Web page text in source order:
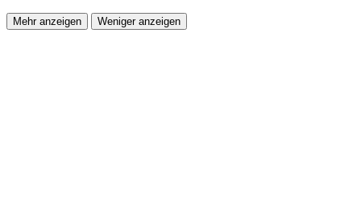
Mehr anzeigen Weniger anzeigen